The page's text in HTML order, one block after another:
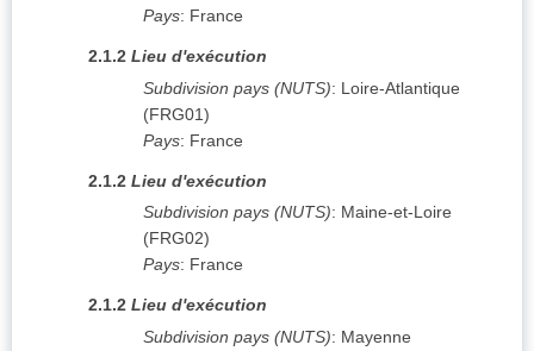
Pays: France
2.1.2 Lieu d'exécution
Subdivision pays (NUTS): Loire-Atlantique
(FRG01)
Pays: France
2.1.2 Lieu d'exécution
Subdivision pays (NUTS): Maine-et-Loire
(FRG02)
Pays: France
2.1.2 Lieu d'exécution
Subdivision pays (NUTS): Mayenne